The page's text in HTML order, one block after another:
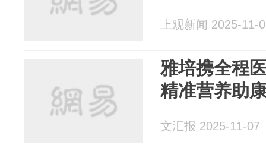
上观新闻 2025-11-
雅培携全程
精准营养助
文汇报 2025-11-07